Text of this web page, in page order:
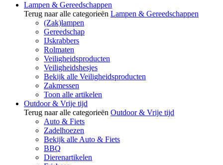
Lampen & Gereedschappen
Terug naar alle categorieën Lampen & Gereedschappen
(Zak)lampen
Gereedschap
IJskrabbers
Rolmaten
Veiligheidsproducten
Veiligheidshesjes
Bekijk alle Veiligheidsproducten
Zakmessen
Toon alle artikelen
Outdoor & Vrije tijd
Terug naar alle categorieën Outdoor & Vrije tijd
Auto & Fiets
Zadelhoezen
Bekijk alle Auto & Fiets
BBQ
Dierenartikelen